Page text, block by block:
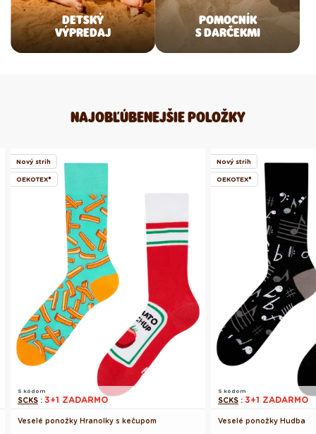
DETSKÝ
VÝPREDAJ
POMOCNÍK
S DARČEKMI
NAJOBĽÚBENEJŠIE POLOŽKY
Nový strih
OEKOTEX®
S kódom
SCKS : 3+1 ZADARMO
Veselé ponožky Hranolky s kečupom
Nový strih
OEKOTEX®
S kódom
SCKS : 3+1 ZADARMO
Veselé ponožky Hudba